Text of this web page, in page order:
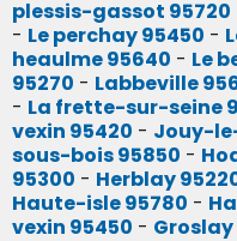
plessis-gassot 95720
- Le perchay 95450 -
heaulme 95640 - Le
95270 - Labbeville
- La frette-sur-seine
vexin 95420 - Jouy-
sous-bois 95850 -
95300 - Herblay
Haute-isle 95780 -
vexin 95450 - Groslay